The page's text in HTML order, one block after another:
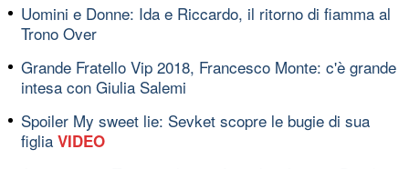
Uomini e Donne: Ida e Riccardo, il ritorno di fiamma al
Trono Over
Grande Fratello Vip 2018, Francesco Monte: c'è grande
intesa con Giulia Salemi
Spoiler My sweet lie: Sevket scopre le bugie di sua
figlia VIDEO